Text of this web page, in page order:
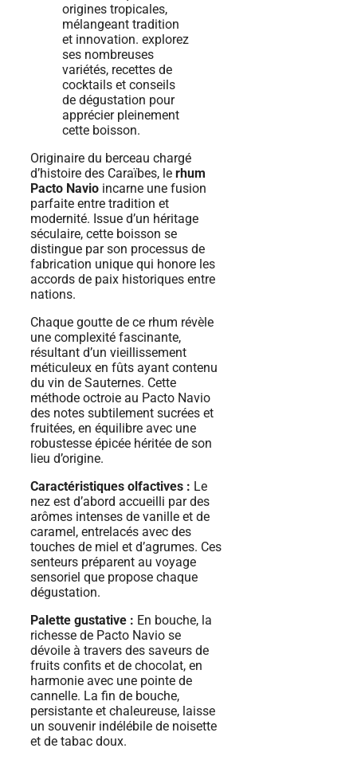
Originaire du berceau chargé
d’histoire des Caraïbes, le rhum
Pacto Navio incarne une fusion
parfaite entre tradition et
modernité. Issue d’un héritage
séculaire, cette boisson se
distingue par son processus de
fabrication unique qui honore les
accords de paix historiques entre
nations.
Chaque goutte de ce rhum révèle
une complexité fascinante,
résultant d’un vieillissement
méticuleux en fûts ayant contenu
du vin de Sauternes. Cette
méthode octroie au Pacto Navio
des notes subtilement sucrées et
fruitées, en équilibre avec une
robustesse épicée héritée de son
lieu d’origine.
Caractéristiques olfactives : Le
nez est d’abord accueilli par des
arômes intenses de vanille et de
caramel, entrelacés avec des
touches de miel et d’agrumes. Ces
senteurs préparent au voyage
sensoriel que propose chaque
dégustation.
Palette gustative : En bouche, la
richesse de Pacto Navio se
dévoile à travers des saveurs de
fruits confits et de chocolat, en
harmonie avec une pointe de
cannelle. La fin de bouche,
persistante et chaleureuse, laisse
un souvenir indélébile de noisette
et de tabac doux.